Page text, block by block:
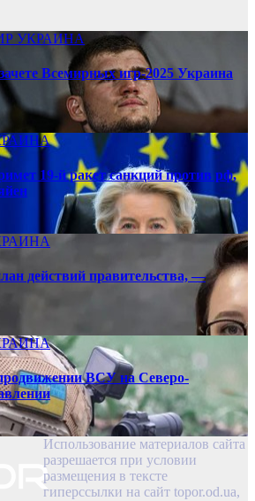
УКРАИНА
Всемирных игр-2025 Украина
19-й ракет санкций против рф,
действий правительства, —
ВСУ на Северо-
Использование материалов сайта
разрешается при условии
размещения в тексте
гиперссылки на сайт topor.od.ua,